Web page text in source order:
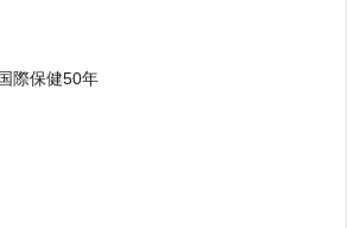
際保健50年